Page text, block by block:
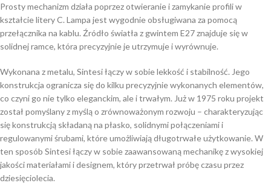
Prosty mechanizm działa poprzez otwieranie i zamykanie profili w
kształcie litery C. Lampa jest wygodnie obsługiwana za pomocą
przełącznika na kablu. Źródło światła z gwintem E27 znajduje się w
solidnej ramce, która precyzyjnie je utrzymuje i wyrównuje.
Wykonana z metalu, Sintesi łączy w sobie lekkość i stabilność. Jego
konstrukcja ogranicza się do kilku precyzyjnie wykonanych elementów,
co czyni go nie tylko eleganckim, ale i trwałym. Już w 1975 roku projekt
został pomyślany z myślą o zrównoważonym rozwoju – charakteryzując
się konstrukcją składaną na płasko, solidnymi połączeniami i
regulowanymi śrubami, które umożliwiają długotrwałe użytkowanie. W
ten sposób Sintesi łączy w sobie zaawansowaną mechanikę z wysokiej
jakości materiałami i designem, który przetrwał próbę czasu przez
dziesięciolecia.